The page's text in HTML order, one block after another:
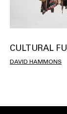
CULTURAL
DAVID HAMMONS